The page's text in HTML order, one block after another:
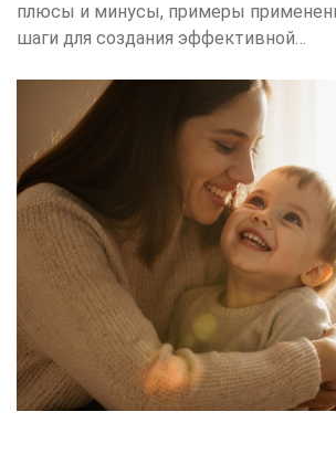
плюсы и минусы, примеры
шаги для создания эффективной